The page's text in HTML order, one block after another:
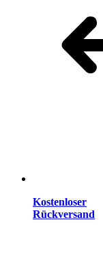
Kostenloser
Rückversand